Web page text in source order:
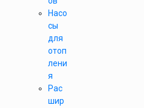
Насо
сы
для
отоп
лени
я
Рас
шир